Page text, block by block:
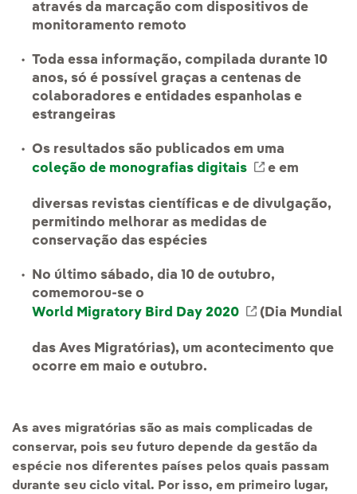
através da marcação com dispositivos de
monitoramento remoto
Toda essa informação, compilada durante 10
anos, só é possível graças a centenas de
colaboradores e entidades espanholas e
estrangeiras
Os resultados são publicados em uma
coleção de monografias digitais
Link externo,
e em
diversas revistas científicas e de divulgação,
permitindo melhorar as medidas de
conservação das espécies
No último sábado, dia 10 de outubro,
comemorou-se o
World Migratory Bird Day 2020
Link externo,
(Dia Mundial
das Aves Migratórias), um acontecimento que
ocorre em maio e outubro.
As aves migratórias são as mais complicadas de
conservar, pois seu futuro depende da gestão da
espécie nos diferentes países pelos quais passam
durante seu ciclo vital. Por isso, em primeiro lugar,